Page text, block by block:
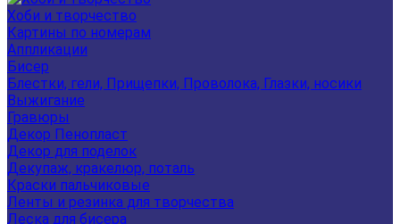
Хоби и творчество
Картины по номерам
Аппликации
Бисер
Блестки, гели, Прищепки, Проволока, Глазки, носики
Выжигание
Гравюры
Декор Пенопласт
Декор для поделок
Декупаж, кракелюр, поталь
Краски пальчиковые
Ленты и резинка для творчества
Леска для бисера